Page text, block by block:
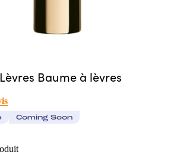
Baume à lèvres
Coming Soon